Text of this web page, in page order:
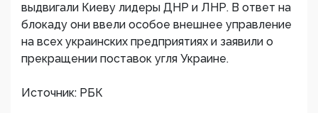
выдвигали Киеву лидеры ДНР и ЛНР. В ответ на
блокаду они ввели особое внешнее управление
на всех украинских предприятиях и заявили о
прекращении поставок угля Украине.
Источник: РБК